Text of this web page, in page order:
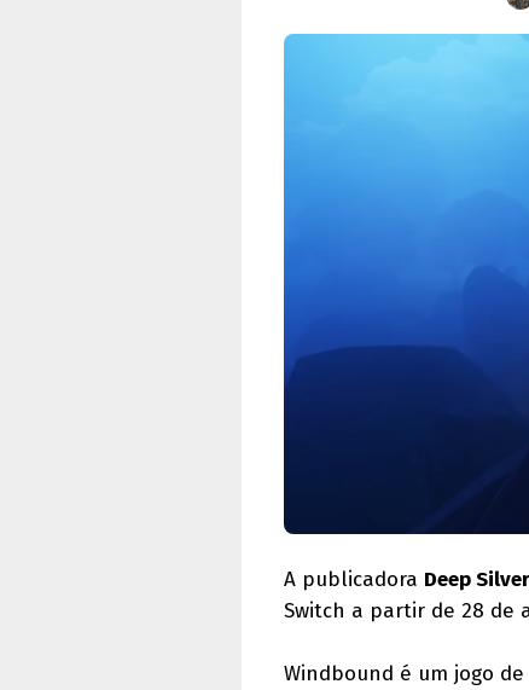
A publicadora Deep Silver
Switch a partir de 28 de
Windbound é um jogo